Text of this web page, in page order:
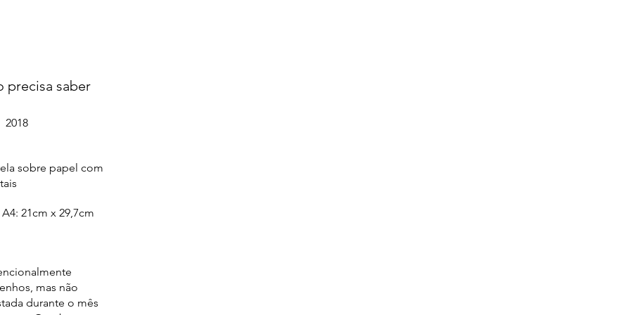
precisa saber
2018
sobre papel com
A4: 21cm x 29,7cm
mas não
durante o mês